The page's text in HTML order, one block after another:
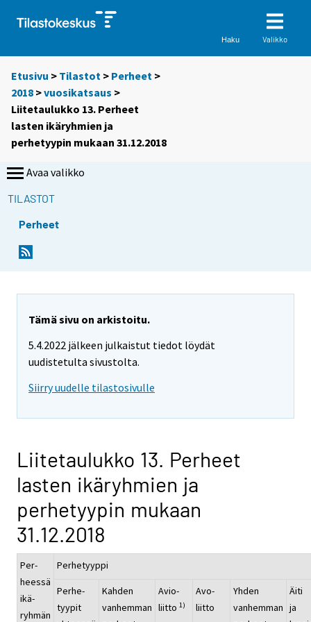
Haku Valikko
Etusivu > Tilastot > Perheet >
2018 >vuosikatsaus >
Liitetaulukko 13. Perheet
lasten ikäryhmien ja
perhetyypin mukaan 31.12.2018
Avaa valikko
TILASTOT
Perheet
Tämä sivu on arkistoitu.
5.4.2022 jälkeen julkaistut tiedot löydät
uudistetulta sivustolta.
Siirry uudelle tilastosivulle
Liitetaulukko 13. Perheet
lasten ikäryhmien ja
perhetyypin mukaan
31.12.2018
Per-
heessä
ikä-
ryhmän
Perhetyyppi
Perhe-
tyypit
Kahden
vanhemman
Avio-
liitto 1)
Avo-
liitto
Yhden
vanhemman
Äiti
ja